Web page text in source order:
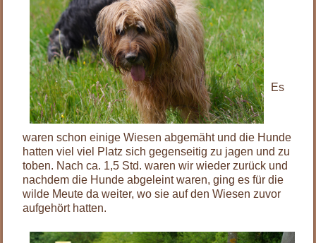
Es
waren schon einige Wiesen abgemäht und die Hunde
hatten viel viel Platz sich gegenseitig zu jagen und zu
toben. Nach ca. 1,5 Std. waren wir wieder zurück und
nachdem die Hunde abgeleint waren, ging es für die
wilde Meute da weiter, wo sie auf den Wiesen zuvor
aufgehört hatten.